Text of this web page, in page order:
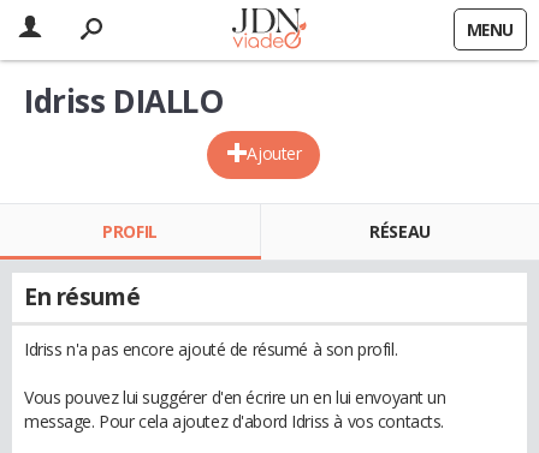
MENU
Ajouter
Idriss DIALLO
PROFIL RÉSEAU
En résumé
Idriss n'a pas encore ajouté de résumé à son profil.
Vous pouvez lui suggérer d'en écrire un en lui envoyant un
message. Pour cela ajoutez d'abord Idriss à vos contacts.